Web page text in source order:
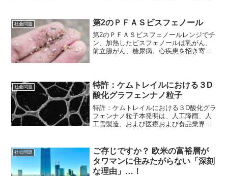
性を知悉している欧米支配階級は傀儡の
政権を通じて日本人から搾...
社会問題 第2のＰＦＡＳビスフェノール
第2のＰＦＡＳビスフェノールレンジでチ
ン、加熱したビスフェノールは乳がん、
前立腺がん、糖尿病、心疾患を招き寄せ
トル、電子...
社会問題
特許：ケムトレイルにおける３D
酸化グラフェンナノ粒子
特許：ケムトレイルにおける３D酸化グラ
フェンナノ粒子本発明は、人工降雨、人
工雪製造、および医療および食品業界に
複合材料の合成に関するケムトレイルに
おける酸化グラフェ...
社会問題
ご存じですか？ 欧米の富裕層が
タワマンに住みたがらない「深刻
な理由」…！